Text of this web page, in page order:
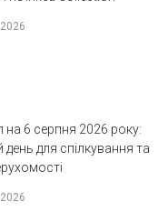
на 6 серпня 2026 року:
день для спілкування та